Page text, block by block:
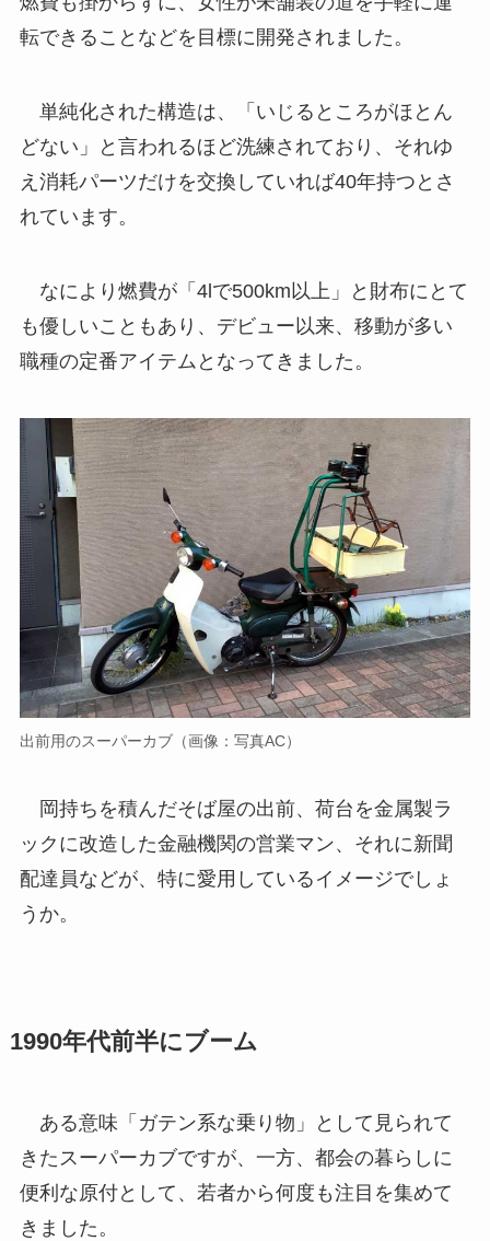
転できることなどを目標に開発されました。
単純化された構造は、「いじるところがほとん
どない」と言われるほど洗練されており、それゆ
え消耗パーツだけを交換していれば40年持つとさ
れています。
なにより燃費が「4lで500km以上」と財布にとて
も優しいこともあり、デビュー以来、移動が多い
職種の定番アイテムとなってきました。
出前用のスーパーカブ（画像：写真AC）
岡持ちを積んだそば屋の出前、荷台を金属製ラ
ックに改造した金融機関の営業マン、それに新聞
配達員などが、特に愛用しているイメージでしょ
うか。
1990年代前半にブーム
ある意味「ガテン系な乗り物」として見られて
きたスーパーカブですが、一方、都会の暮らしに
便利な原付として、若者から何度も注目を集めて
きました。